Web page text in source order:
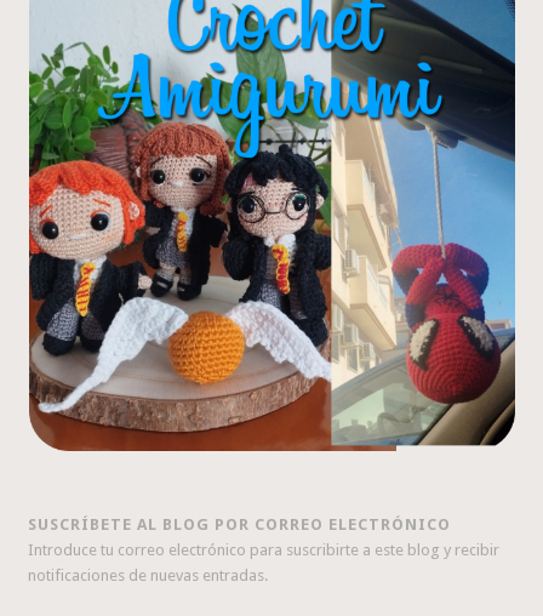
SUSCRÍBETE AL BLOG POR CORREO ELECTRÓNICO
Introduce tu correo electrónico para suscribirte a este blog y recibir
notificaciones de nuevas entradas.